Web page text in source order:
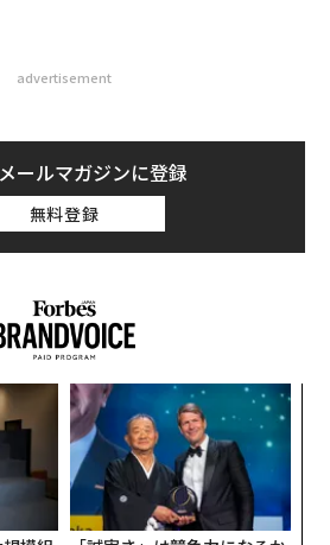
advertisement
ールマガジンに登録
無料登録